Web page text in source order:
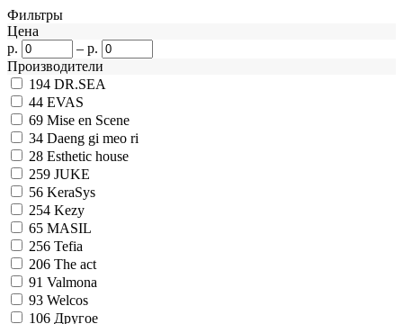
Фильтры
Цена
р.
– р.
Производители
194 DR.SEA
44 EVAS
69 Mise en Scene
34 Daeng gi meo ri
28 Esthetic house
259 JUKE
56 KeraSys
254 Kezy
65 MASIL
256 Tefia
206 The act
91 Valmona
93 Welcos
106 Другое